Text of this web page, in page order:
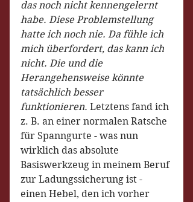
das noch nicht kennengelernt
habe. Diese Problemstellung
hatte ich noch nie. Da fühle ich
mich überfordert, das kann ich
nicht. Die und die
Herangehensweise könnte
tatsächlich besser
funktionieren. Letztens fand ich
z. B. an einer normalen Ratsche
für Spanngurte - was nun
wirklich das absolute
Basiswerkzeug in meinem Beruf
zur Ladungssicherung ist -
einen Hebel, den ich vorher